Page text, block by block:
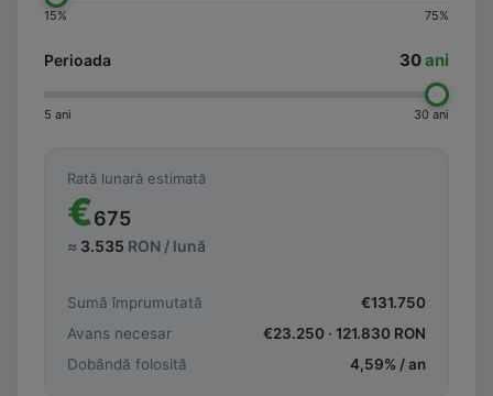
15% 75%
Perioada 30ani
5 ani 30 ani
Rată lunară estimată
€675
≈ 3.535 RON / lună
Sumă împrumutată €131.750
Avans necesar
€23.250 · 121.830 RON
Dobândă folosită
4,59% / an